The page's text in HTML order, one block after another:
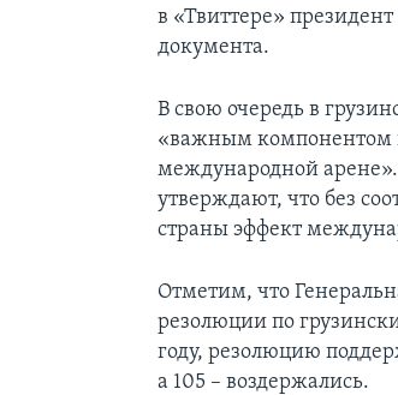
в «Твиттере»
документа.
В свою очередь в
«важным компонентом
международной
утверждают, что без
страны эффект
Отметим, что
резолюции по
году, резолюцию
а 105 – воздержались.